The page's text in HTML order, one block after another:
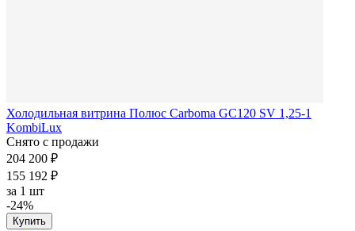
Холодильная витрина Полюс Carboma GC120 SV 1,25-1
KombiLux
Снято с продажи
204 200 ₽
155 192 ₽
за 1 шт
-24%
Купить